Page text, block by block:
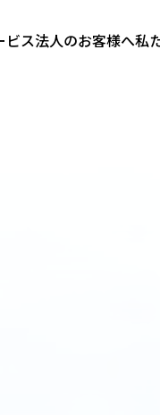
ビス法人のお客様へ私